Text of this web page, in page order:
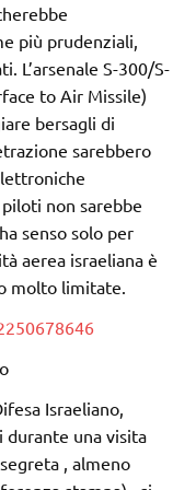
più prudenziali,
L’arsenale S-300/S-
to Air Missile)
bersagli di
sarebbero
non sarebbe
senso solo per
aerea israeliana è
molto limitate.
Israeliano,
una visita
, almeno